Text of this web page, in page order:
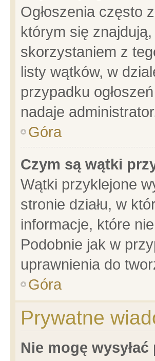
Ogłoszenia często
którym się
skorzystaniem z
listy wątków, w
przypadku
nadaje
Góra
Czym są wątki
Wątki przyklejone
stronie działu, w
informacje, które
Podobnie jak w
uprawnienia do
Góra
Prywatne
Nie mogę